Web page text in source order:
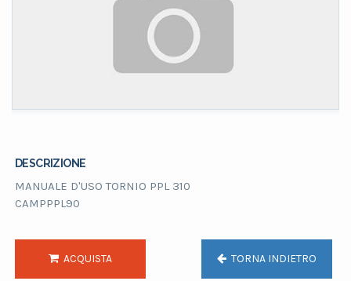
DESCRIZIONE
MANUALE D'USO TORNIO PPL 310
CAMPPPL90
ACQUISTA TORNA INDIETRO